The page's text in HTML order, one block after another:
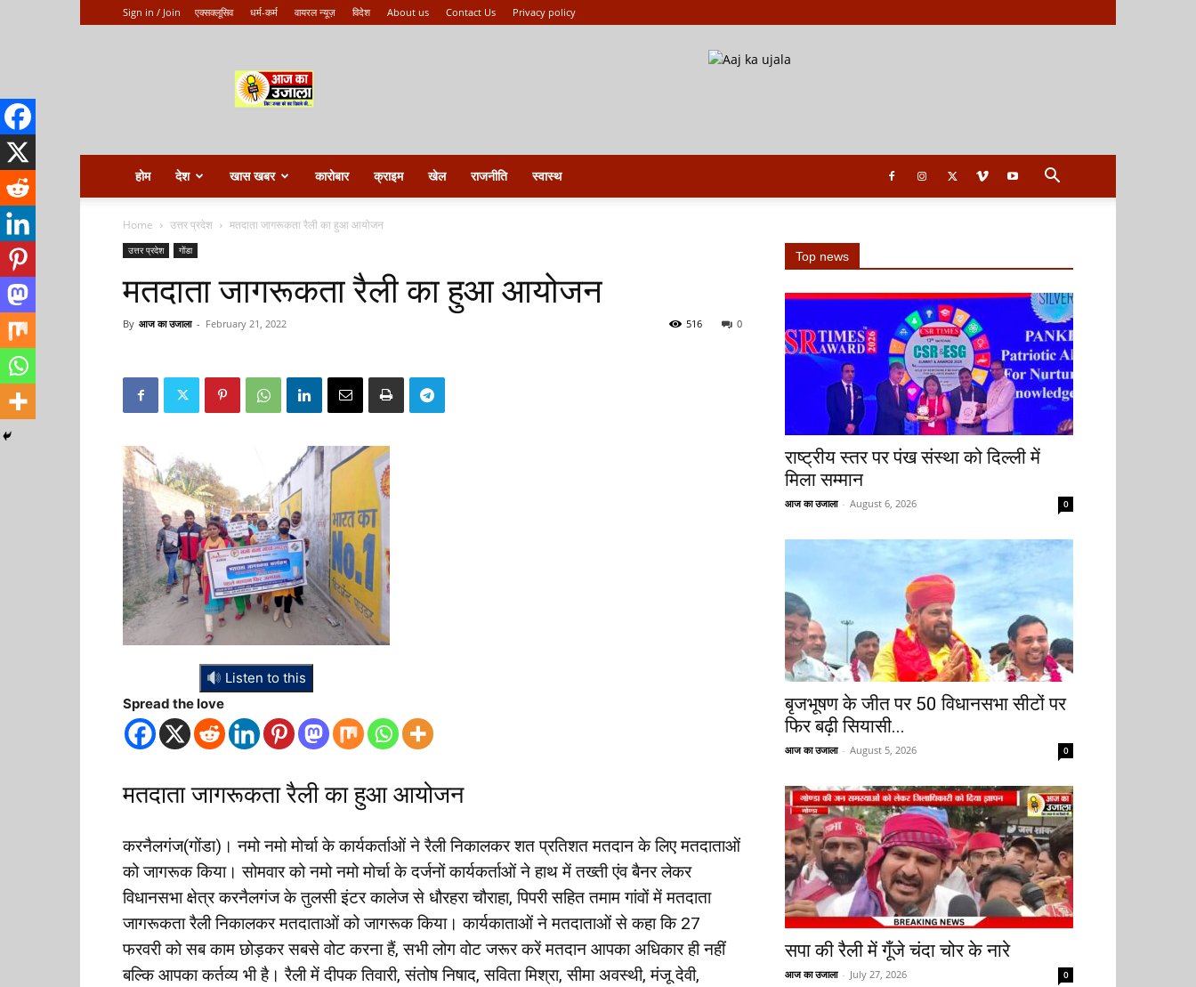
Sign in / Join एक्सक्लूसिव धर्म-कर्म वायरल न्यूज़ विदेश About us Contact Us Privacy policy
ka
ujala
होम देश खास खबर कारोबार क्राइम खेल राजनीति स्वास्थ
Home उत्तर प्रदेश मतदाता जागरूकता रैली का हुआ आयोजन
उत्तर प्रदेश गोंडा
मतदाता जागरूकता रैली का हुआ आयोजन
By आज का उजाला - February 21, 2022 0
516
Listen to this
Spread the love
मतदाता जागरूकता रैली का हुआ आयोजन
करनैलगंज(गोंडा)। नमो नमो मोर्चा के कार्यकर्ताओं ने रैली निकालकर शत प्रतिशत मतदान के लिए मतदाताओं
को जागरूक किया। सोमवार को नमो नमो मोर्चा के दर्जनों कार्यकर्ताओं ने हाथ में तख्ती एंव बैनर लेकर
विधानसभा क्षेत्र करनैलगंज के तुलसी इंटर कालेज से धौरहरा चौराहा, पिपरी सहित तमाम गांवों में मतदाता
जागरूकता रैली निकालकर मतदाताओं को जागरूक किया। कार्यकाताओं ने मतदाताओं से कहा कि 27
फरवरी को सब काम छोड़कर सबसे वोट करना हैं, सभी लोग वोट जरूर करें मतदान आपका अधिकार ही नहीं
बल्कि आपका कर्तव्य भी है। रैली में दीपक तिवारी, संतोष निषाद, सविता मिश्रा, सीमा अवस्थी, मंजू देवी,
Top news
राष्ट्रीय स्तर पर पंख संस्था को दिल्ली में
मिला सम्मान
आज का उजाला - August 6, 2026 0
बृजभूषण के जीत पर 50 विधानसभा सीटों पर
फिर बढ़ी सियासी...
आज का उजाला - August 5, 2026 0
सपा की रैली में गूँजे चंदा चोर के नारे
आज का उजाला - July 27, 2026 0